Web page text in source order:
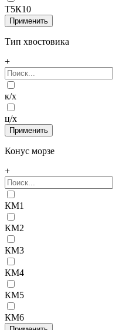
Т5К10
Тип хвостовика
+
к/х
ц/х
Конус морзе
+
КМ1
КМ2
КМ3
КМ4
КМ5
КМ6